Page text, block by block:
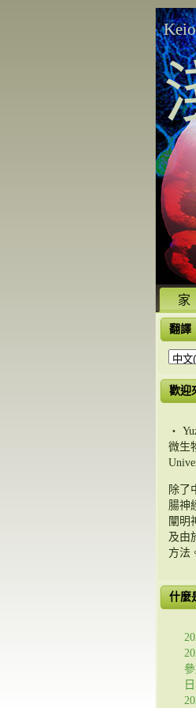
家
翻譯
歡迎
・
微生
除了
腸神
闡明
及由
方法
什麼